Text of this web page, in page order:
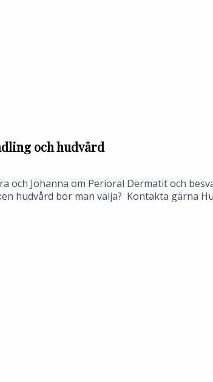
och hudvård
och Johanna om Perioral Dermatit och
hudvård bör man välja? Kontakta gärna